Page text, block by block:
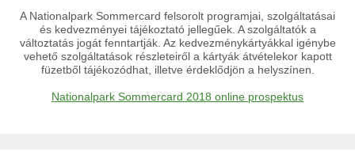
A Nationalpark Sommercard felsorolt programjai, szolgáltatásai
és kedvezményei tájékoztató jellegűek. A szolgáltatók a
változtatás jogát fenntartják. Az kedvezménykártyákkal igénybe
vehető szolgáltatások részleteiről a kártyák átvételekor kapott
füzetből tájékozódhat, illetve érdeklődjön a helyszínen.
Nationalpark Sommercard 2018 online prospektus